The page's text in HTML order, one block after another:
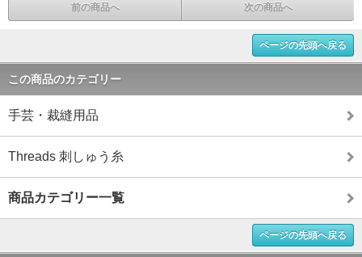
前の商品へ 次の商品へ
ページの先頭へ戻る
この商品のカテゴリー
手芸・裁縫用品
Threads 刺しゅう糸
商品カテゴリー一覧
ページの先頭へ戻る